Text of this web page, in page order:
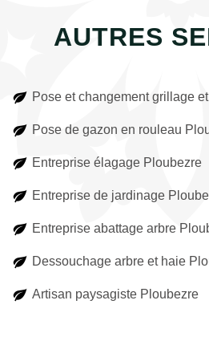
AUTRES
Pose et changement grillage
Pose de gazon en rouleau
Entreprise élagage Ploubezre
Entreprise de jardinage
Entreprise abattage arbre
Dessouchage arbre et haie
Artisan paysagiste Ploubezre